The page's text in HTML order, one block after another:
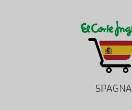
SPAGNA